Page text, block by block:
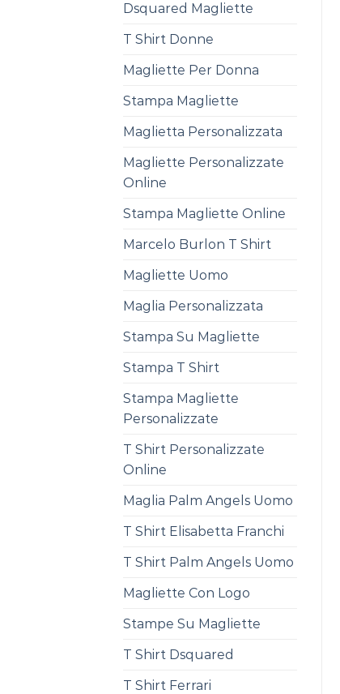
Dsquared Magliette
T Shirt Donne
Magliette Per Donna
Stampa Magliette
Maglietta Personalizzata
Magliette Personalizzate
Online
Stampa Magliette Online
Marcelo Burlon T Shirt
Magliette Uomo
Maglia Personalizzata
Stampa Su Magliette
Stampa T Shirt
Stampa Magliette
Personalizzate
T Shirt Personalizzate
Online
Maglia Palm Angels Uomo
T Shirt Elisabetta Franchi
T Shirt Palm Angels Uomo
Magliette Con Logo
Stampe Su Magliette
T Shirt Dsquared
T Shirt Ferrari